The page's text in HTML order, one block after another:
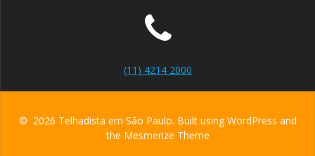
(11) 4214 2000
© 2026 Telhadista em São Paulo. Built using WordPress and
the Mesmerize Theme